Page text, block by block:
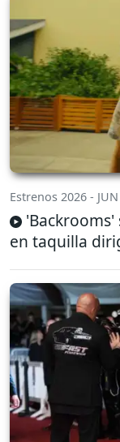
Estrenos 2026 -
en taquilla